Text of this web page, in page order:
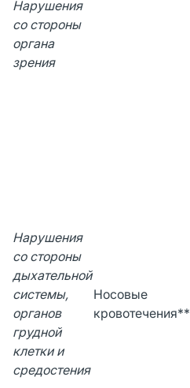
Нарушения
со стороны
органа
зрения
Нарушения
со стороны
дыхательной
системы,
органов
грудной
клетки и
средостения
Носовые
кровотечения**